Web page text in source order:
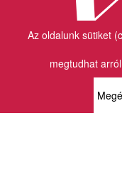
Az oldalunk sütiket
megtudhat